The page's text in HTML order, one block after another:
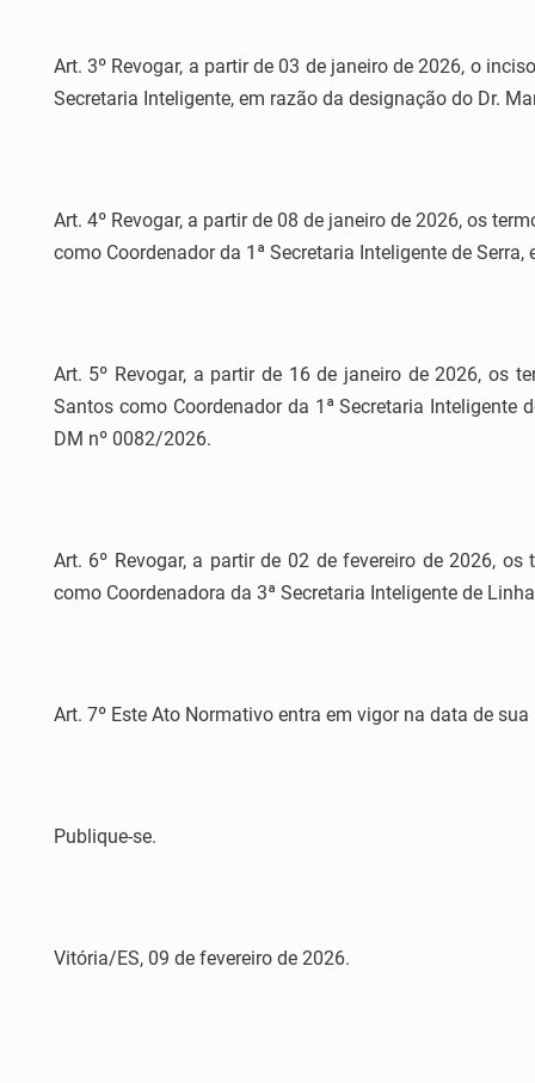
Art. 3º Revogar, a partir de 03 de janeiro de 2026, o
Secretaria Inteligente, em razão da designação do Dr.
Art. 4º Revogar, a partir de 08 de janeiro de 2026, os
como Coordenador da 1ª Secretaria Inteligente de
Art. 5º Revogar, a partir de 16 de janeiro de 2026, os
Santos como Coordenador da 1ª Secretaria Inteligente
DM nº 0082/2026.
Art. 6º Revogar, a partir de 02 de fevereiro de 2026,
como Coordenadora da 3ª Secretaria Inteligente de
Art. 7º Este Ato Normativo entra em vigor na data de
Publique-se.
Vitória/ES, 09 de fevereiro de 2026.